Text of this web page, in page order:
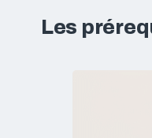
Les